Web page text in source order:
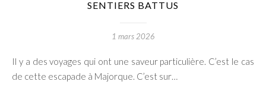
SENTIERS BATTUS
1 mars 2026
Il y a des voyages qui ont une saveur particulière. C’est le cas
de cette escapade à Majorque. C’est sur…